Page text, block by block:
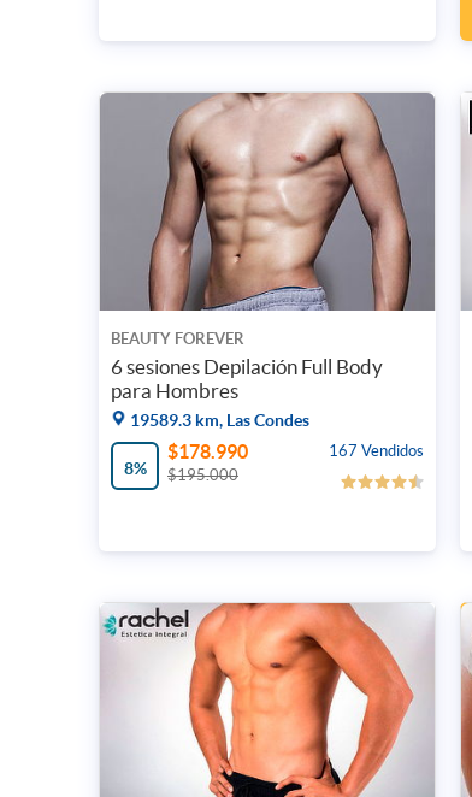
BEAUTY FOREVER
6 sesiones Depilación Full Body
para Hombres
19589.3 km, Las Condes
8%
167 Vendidos
$178.990
$195.000